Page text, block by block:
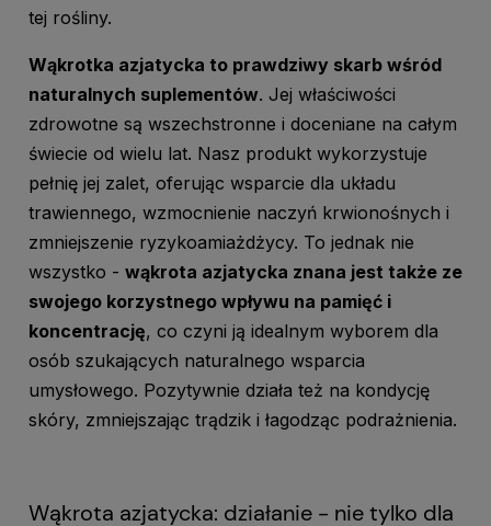
tej rośliny.
Wąkrotka azjatycka to prawdziwy skarb wśród
naturalnych suplementów. Jej właściwości
zdrowotne są wszechstronne i doceniane na całym
świecie od wielu lat. Nasz produkt wykorzystuje
pełnię jej zalet, oferując wsparcie dla układu
trawiennego, wzmocnienie naczyń krwionośnych i
zmniejszenie ryzykoamiażdżycy. To jednak nie
wszystko - wąkrota azjatycka znana jest także ze
swojego korzystnego wpływu na pamięć i
koncentrację, co czyni ją idealnym wyborem dla
osób szukających naturalnego wsparcia
umysłowego. Pozytywnie działa też na kondycję
skóry, zmniejszając trądzik i łagodząc podrażnienia.
Wąkrota azjatycka: działanie - nie tylko dla